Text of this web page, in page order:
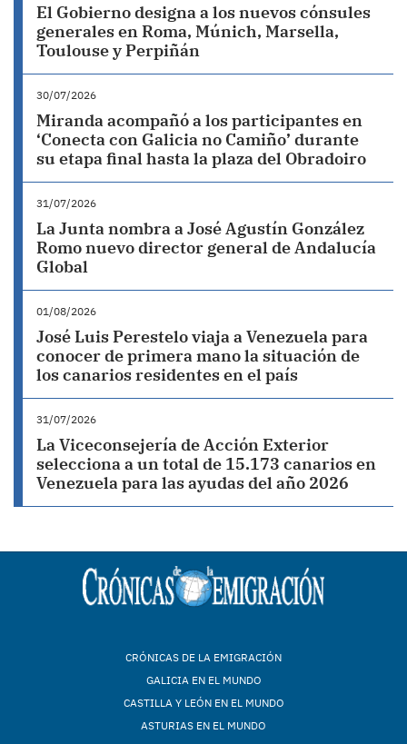
El Gobierno designa a los nuevos cónsules
generales en Roma, Múnich, Marsella,
Toulouse y Perpiñán
30/07/2026
Miranda acompañó a los participantes en
‘Conecta con Galicia no Camiño’ durante
su etapa final hasta la plaza del Obradoiro
31/07/2026
La Junta nombra a José Agustín González
Romo nuevo director general de Andalucía
Global
01/08/2026
José Luis Perestelo viaja a Venezuela para
conocer de primera mano la situación de
los canarios residentes en el país
31/07/2026
La Viceconsejería de Acción Exterior
selecciona a un total de 15.173 canarios en
Venezuela para las ayudas del año 2026
CRÓNICAS DE LA EMIGRACIÓN
GALICIA EN EL MUNDO
CASTILLA Y LEÓN EN EL MUNDO
ASTURIAS EN EL MUNDO